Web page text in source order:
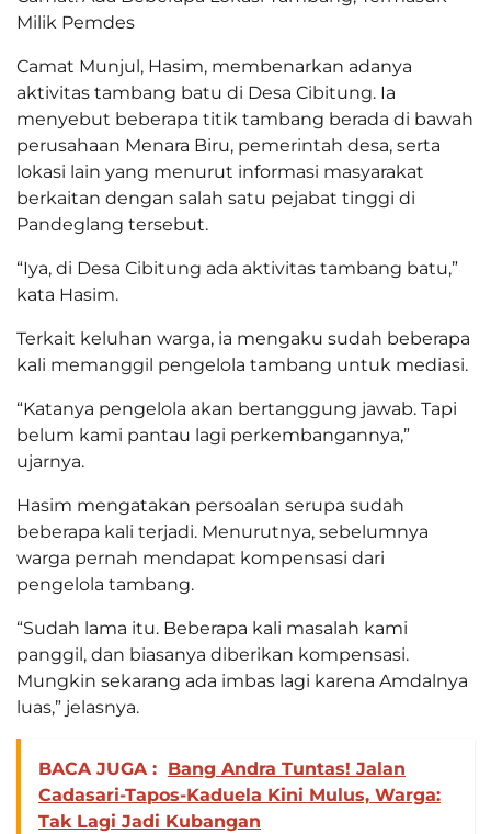
Milik Pemdes
Camat Munjul, Hasim, membenarkan adanya
aktivitas tambang batu di Desa Cibitung. Ia
menyebut beberapa titik tambang berada di bawah
perusahaan Menara Biru, pemerintah desa, serta
lokasi lain yang menurut informasi masyarakat
berkaitan dengan salah satu pejabat tinggi di
Pandeglang tersebut.
“Iya, di Desa Cibitung ada aktivitas tambang batu,”
kata Hasim.
Terkait keluhan warga, ia mengaku sudah beberapa
kali memanggil pengelola tambang untuk mediasi.
“Katanya pengelola akan bertanggung jawab. Tapi
belum kami pantau lagi perkembangannya,”
ujarnya.
Hasim mengatakan persoalan serupa sudah
beberapa kali terjadi. Menurutnya, sebelumnya
warga pernah mendapat kompensasi dari
pengelola tambang.
“Sudah lama itu. Beberapa kali masalah kami
panggil, dan biasanya diberikan kompensasi.
Mungkin sekarang ada imbas lagi karena Amdalnya
luas,” jelasnya.
BACA JUGA : Bang Andra Tuntas! Jalan
Cadasari-Tapos-Kaduela Kini Mulus, Warga:
Tak Lagi Jadi Kubangan